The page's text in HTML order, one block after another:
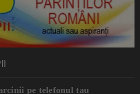
pe telefonul tau